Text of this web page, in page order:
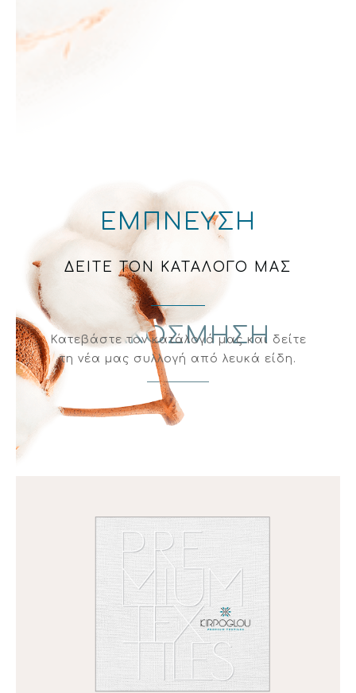
ΑΠΟΨΗ
ΔΙΑΚΟΣΜΗΣΗ
ΕΜΠΝΕΥΣΗ
ΔΕΙΤΕ ΤΟΝ ΚΑΤΑΛΟΓΟ ΜΑΣ
Κατεβάστε τον κατάλογό μας και δείτε
τη νέα μας συλλογή από λευκά είδη.